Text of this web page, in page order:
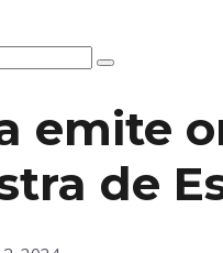
emite
de